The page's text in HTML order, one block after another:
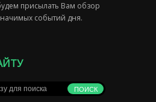
присылать Вам обзор
событий дня.